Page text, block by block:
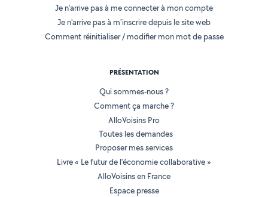
Je n'arrive pas à me connecter à mon compte
Je n'arrive pas à m'inscrire depuis le site web
Comment réinitialiser / modifier mon mot de passe
PRÉSENTATION
Qui sommes-nous ?
Comment ça marche ?
AlloVoisins Pro
Toutes les demandes
Proposer mes services
Livre « Le futur de l'économie collaborative »
AlloVoisins en France
Espace presse